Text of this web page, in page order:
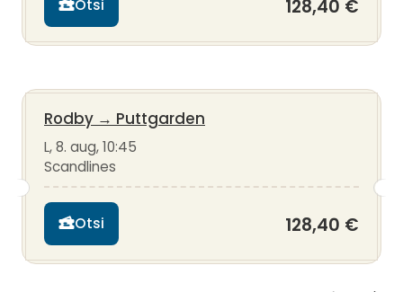
Otsi 128,40 €
Rodby → Puttgarden
L, 8. aug, 10:45
Scandlines
Otsi 128,40 €